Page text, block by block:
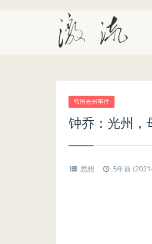
韩国光州事件
钟乔：光州，
思想 5年前